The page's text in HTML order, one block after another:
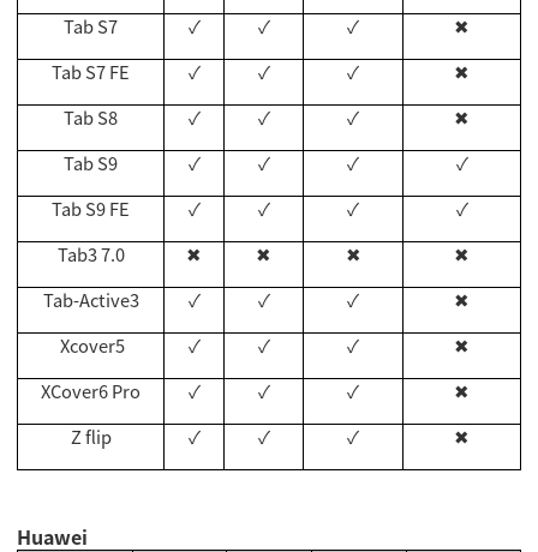
Tab S7
✓ ✓ ✓
✖
Tab S7 FE
✓ ✓ ✓
✖
Tab S8
✓ ✓ ✓
✖
Tab S9
✓ ✓ ✓
✓
Tab S9 FE
✓ ✓ ✓
✓
Tab3 7.0
✖ ✖ ✖
✖
Tab-Active3
✓ ✓ ✓
✖
Xcover5
✓ ✓ ✓
✖
XCover6 Pro
✓ ✓ ✓
✖
Z flip
✓ ✓ ✓ ✖
Huawei